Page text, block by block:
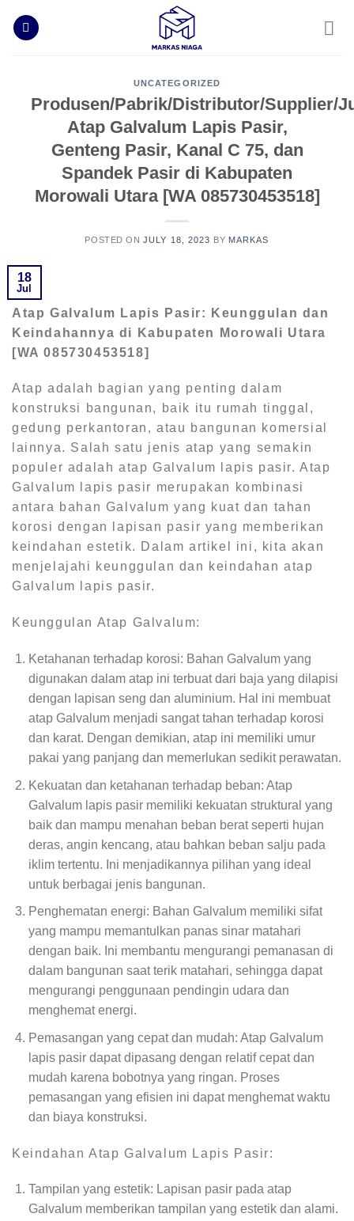
UNCATEGORIZED
Produsen/Pabrik/Distributor/Supplier/
Atap Galvalum Lapis Pasir,
Genteng Pasir, Kanal C 75, dan
Spandek Pasir di Kabupaten
Morowali Utara [WA 085730453518]
POSTED ONJULY 18, 2023 BY MARKAS
18
Jul
Atap Galvalum Lapis Pasir: Keunggulan dan
Keindahannya di Kabupaten Morowali Utara
[WA 085730453518]
Atap adalah bagian yang penting dalam
konstruksi bangunan, baik itu rumah tinggal,
gedung perkantoran, atau bangunan komersial
lainnya. Salah satu jenis atap yang semakin
populer adalah atap Galvalum lapis pasir. Atap
Galvalum lapis pasir merupakan kombinasi
antara bahan Galvalum yang kuat dan tahan
korosi dengan lapisan pasir yang memberikan
keindahan estetik. Dalam artikel ini, kita akan
menjelajahi keunggulan dan keindahan atap
Galvalum lapis pasir.
Keunggulan Atap Galvalum:
Ketahanan terhadap korosi: Bahan Galvalum yang
digunakan dalam atap ini terbuat dari baja yang dilapisi
dengan lapisan seng dan aluminium. Hal ini membuat
atap Galvalum menjadi sangat tahan terhadap korosi
dan karat. Dengan demikian, atap ini memiliki umur
pakai yang panjang dan memerlukan sedikit perawatan.
Kekuatan dan ketahanan terhadap beban: Atap
Galvalum lapis pasir memiliki kekuatan struktural yang
baik dan mampu menahan beban berat seperti hujan
deras, angin kencang, atau bahkan beban salju pada
iklim tertentu. Ini menjadikannya pilihan yang ideal
untuk berbagai jenis bangunan.
Penghematan energi: Bahan Galvalum memiliki sifat
yang mampu memantulkan panas sinar matahari
dengan baik. Ini membantu mengurangi pemanasan di
dalam bangunan saat terik matahari, sehingga dapat
mengurangi penggunaan pendingin udara dan
menghemat energi.
Pemasangan yang cepat dan mudah: Atap Galvalum
lapis pasir dapat dipasang dengan relatif cepat dan
mudah karena bobotnya yang ringan. Proses
pemasangan yang efisien ini dapat menghemat waktu
dan biaya konstruksi.
Keindahan Atap Galvalum Lapis Pasir:
Tampilan yang estetik: Lapisan pasir pada atap
Galvalum memberikan tampilan yang estetik dan alami.